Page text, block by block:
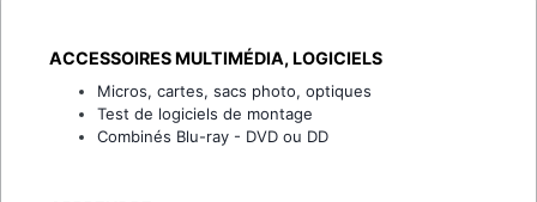
ACCESSOIRES MULTIMÉDIA, LOGICIELS
Micros, cartes, sacs photo, optiques
Test de logiciels de montage
Combinés Blu-ray - DVD ou DD